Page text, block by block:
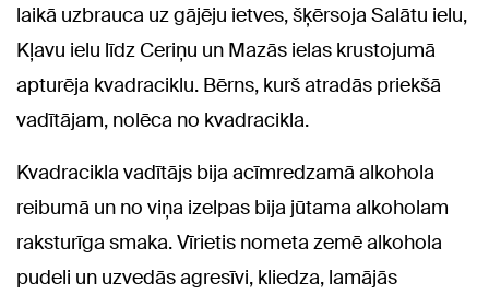
laikā uzbrauca uz gājēju ietves, šķērsoja Salātu ielu,
Kļavu ielu līdz Ceriņu un Mazās ielas krustojumā
apturēja kvadraciklu. Bērns, kurš atradās priekšā
vadītājam, nolēca no kvadracikla.
Kvadracikla vadītājs bija acīmredzamā alkohola
reibumā un no viņa izelpas bija jūtama alkoholam
raksturīga smaka. Vīrietis nometa zemē alkohola
pudeli un uzvedās agresīvi, kliedza, lamājās